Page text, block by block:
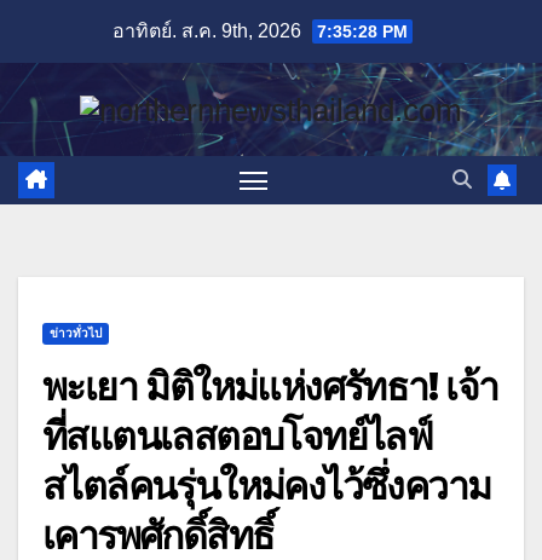
content
อาทิตย์. ส.ค. 9th, 2026 7:35:29 PM
ข่าวทั่วไป
พะเยา มิติใหม่แห่งศรัทธา! เจ้า
ที่สแตนเลสตอบโจทย์ไลฟ์
สไตล์คนรุ่นใหม่คงไว้ซึ่งความ
เคารพศักดิ์สิทธิ์